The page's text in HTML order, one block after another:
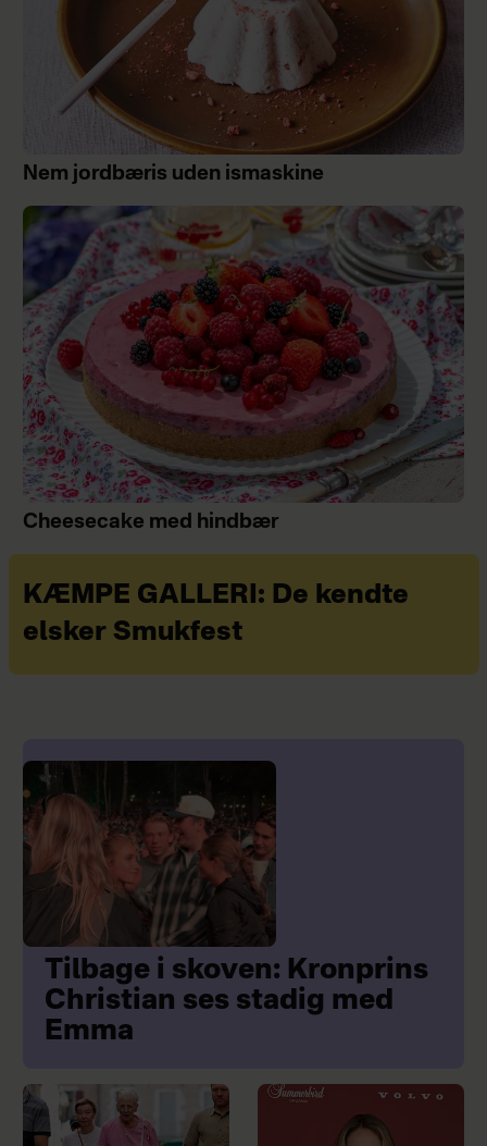
Nem jordbæris uden ismaskine
Cheesecake med hindbær
KÆMPE GALLERI: De kendte
elsker Smukfest
Tilbage i skoven: Kronprins
Christian ses stadig med
Emma